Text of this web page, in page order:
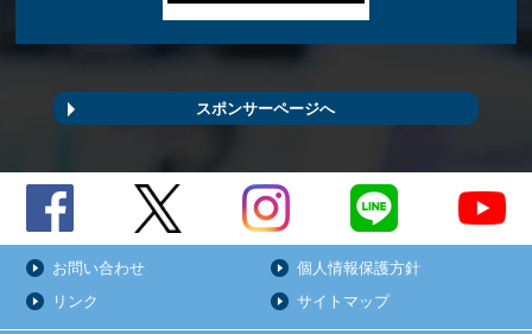
スポンサーページへ
お問い合わせ
個人情報保護方針
リンク
サイトマップ